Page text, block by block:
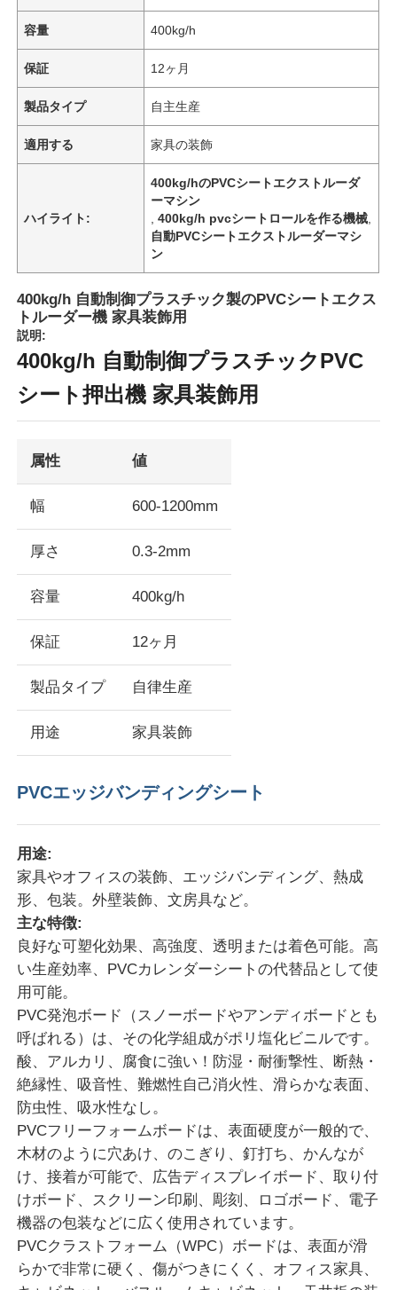
わたしたち に つい て
工場 ツアー
品質管理
連絡 ください
ニュース
事件
見積もりを依頼する
ペット シートの放出ライン
容量 400kg/h
保証 12ヶ月
製品タイプ 自主生産
適用する 家具の装飾
ハイライト:
400kg/hのPVCシートエクストルーダ
ーマシン
,400kg/h pvcシートロールを作る機械
自動PVCシートエクストルーダーマシ
ン
400kg/h 自動制御プラスチック製のPVCシートエクス
トルーダー機 家具装飾用
説明:
400kg/h 自動制御プラスチックPVC
シート押出機 家具装飾用
属性 値
幅 600-1200mm
厚さ 0.3-2mm
容量 400kg/h
保証 12ヶ月
製品タイプ 自律生産
用途 家具装飾
PVCエッジバンディングシート
用途:
家具やオフィスの装飾、エッジバンディング、熱成
形、包装。外壁装飾、文房具など。
主な特徴:
良好な可塑化効果、高強度、透明または着色可能。高
い生産効率、PVCカレンダーシートの代替品として使
用可能。
PVC発泡ボード（スノーボードやアンディボードとも
呼ばれる）は、その化学組成がポリ塩化ビニルです。
酸、アルカリ、腐食に強い！防湿・耐衝撃性、断熱・
絶縁性、吸音性、難燃性自己消火性、滑らかな表面、
防虫性、吸水性なし。
PVCフリーフォームボードは、表面硬度が一般的で、
木材のように穴あけ、のこぎり、釘打ち、かんなが
け、接着が可能で、広告ディスプレイボード、取り付
けボード、スクリーン印刷、彫刻、ロゴボード、電子
機器の包装などに広く使用されています。
PVCクラストフォーム（WPC）ボードは、表面が滑
らかで非常に硬く、傷がつきにくく、オフィス家具、